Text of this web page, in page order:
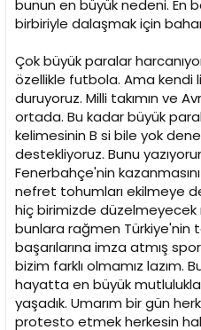
bunun en büyük nedeni. En
birbiriyle dalaşmak için
Çok büyük paralar
özellikle futbola. Ama kendi
duruyoruz. Milli takımın ve
ortada. Bu kadar büyük
kelimesinin B si bile yok
destekliyoruz. Bunu
Fenerbahçe'nin
nefret tohumları ekilmeye
hiç birimizde düzelmeyecek
bunlara rağmen Türkiye'nin
başarılarına imza atmış
bizim farklı olmamız lazım.
hayatta en büyük
yaşadık. Umarım bir gün
protesto etmek herkesin